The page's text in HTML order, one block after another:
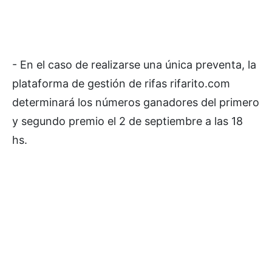
- En el caso de realizarse una única preventa, la
plataforma de gestión de rifas rifarito.com
determinará los números ganadores del primero
y segundo premio el 2 de septiembre a las 18
hs.